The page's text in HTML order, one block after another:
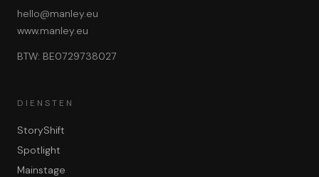
hello@manley.eu
www.manley.eu
BTW: BE0729738027
DIENSTEN
StoryShift
Spotlight
Mainstage